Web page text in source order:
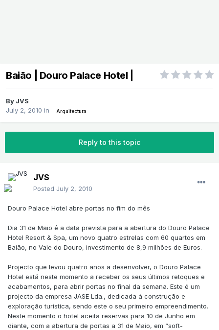
Baião | Douro Palace Hotel |
By JVS
July 2, 2010 in Arquitectura
Reply to this topic
JVS
Posted July 2, 2010
Douro Palace Hotel abre portas no fim do mês
Dia 31 de Maio é a data prevista para a abertura do Douro Palace
Hotel Resort & Spa, um novo quatro estrelas com 60 quartos em
Baião, no Vale do Douro, investimento de 8,9 milhões de Euros.
Projecto que levou quatro anos a desenvolver, o Douro Palace
Hotel está neste momento a receber os seus últimos retoques e
acabamentos, para abrir portas no final da semana. Este é um
projecto da empresa JASE Lda., dedicada à construção e
exploração turística, sendo este o seu primeiro empreendimento.
Neste momento o hotel aceita reservas para 10 de Junho em
diante, com a abertura de portas a 31 de Maio, em “soft-